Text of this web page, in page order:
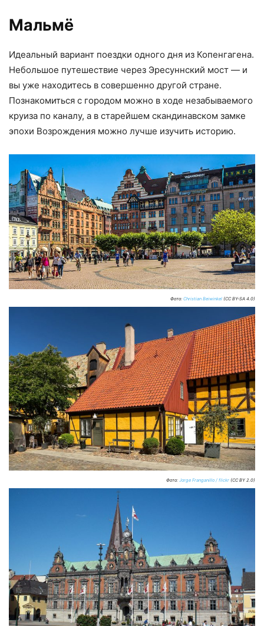
Мальмё
Идеальный вариант поездки одного дня из Копенгагена.
Небольшое путешествие через Эресуннский мост — и
вы уже находитесь в совершенно другой стране.
Познакомиться с городом можно в ходе незабываемого
круиза по каналу, а в старейшем скандинавском замке
эпохи Возрождения можно лучше изучить историю.
Фото: Christian Beiwinkel (CC BY-SA 4.0)
Фото: Jorge Franganillo / flickr (CC BY 2.0)